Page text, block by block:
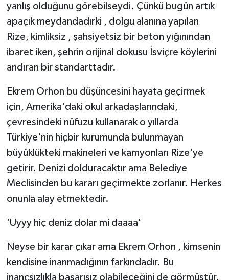
yanlış olduğunu görebilseydi. Çünkü bugün artık
apaçık meydandadırki , dolgu alanına yapılan
Rize, kimliksiz , şahsiyetsiz bir beton yığınından
ibaret iken, şehrin orijinal dokusu İsviçre köylerini
andıran bir standarttadır.
Ekrem Orhon bu düşüncesini hayata geçirmek
için, Amerika'daki okul arkadaşlarındaki,
çevresindeki nüfuzu kullanarak o yıllarda
Türkiye'nin hiçbir kurumunda bulunmayan
büyüklükteki makineleri ve kamyonları Rize'ye
getirir. Denizi dolduracaktır ama Belediye
Meclisinden bu kararı geçirmekte zorlanır. Herkes
onunla alay etmektedir.
'Uyyy hiç deniz dolar mi daaaa'
Neyse bir karar çıkar ama Ekrem Orhon , kimsenin
kendisine inanmadığının farkındadır. Bu
inançsızlıkla başarısız olabileceğini de görmüştür.